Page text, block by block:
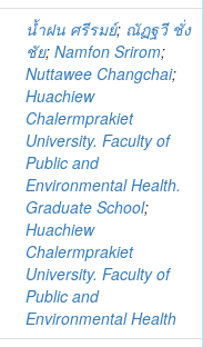
น้ำฝน ศรีรมย์; ณัฏฐวี ชั่ง
ชัย; Namfon Srirom;
Nuttawee Changchai;
Huachiew
Chalermprakiet
University. Faculty of
Public and
Environmental Health.
Graduate School;
Huachiew
Chalermprakiet
University. Faculty of
Public and
Environmental Health